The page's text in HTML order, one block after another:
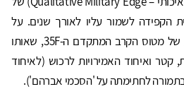
הקפידה לשמור עליו לאורך שנים. על
הפרק מכירה אפשרית של מטוס הקרב המתקדם ה-35F, שאותו
ואיחוד האמירויות לרכוש (לאיחוד
בתמורה לחתימתה על 'הסכמי אברהם').